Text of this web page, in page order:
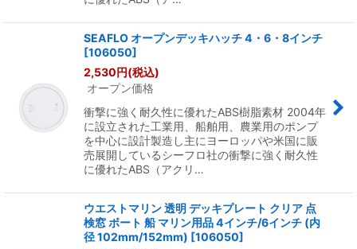
SEAFLO オープンデッキハッチ 4・6・8インチ
[106050]
2,530円(税込)
オープン価格
衝撃に強く耐久性に優れたABS樹脂素材 2004年
に設立された工業用、船舶用、農業用のポンプ
を中心に設計製造し主にヨーロッパや米国に販
売展開しているシーフロ社の衝撃に強く耐久性
に優れたABS（アクリ…
ウエストマリン 透明 デッキプレート クリア 点
検窓 ボート 船 マリン用品 4インチ/6インチ (内
径 102mm/152mm) [106050]